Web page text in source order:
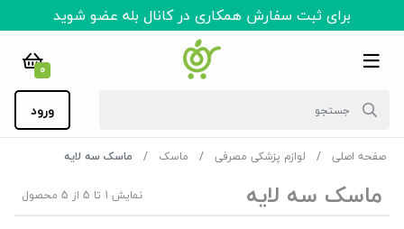
برای ثبت سفارش همکاری در کانال بله عضو شوید
0
ورود
صفحه اصلی لوازم پزشکی مصرفی ماسک ماسک سه لایه
ماسک سه لایه نمایش 1 تا 5 از 5 محصول